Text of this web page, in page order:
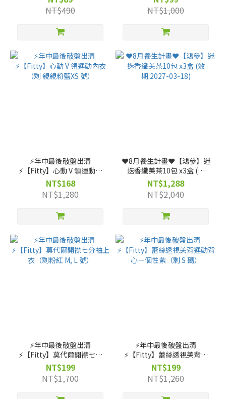
NT$490
NT$1,000
⚡️年中最後破盤出清
⚡️【Fitty】心動 V 領運動內
衣（剩 親親粉藍XS 號）
NT$168
NT$1,280
❤️8月養生計畫❤️【鴻參】迷
迭香纖美茶10包 x3盒 (效
期:2027-03-18)
NT$1,288
NT$2,040
⚡️年中最後破盤出清
⚡️【Fitty】莫代爾開襟七分
袖上衣（剩粉紅 M, L 號）
NT$199
NT$1,700
⚡️年中最後破盤出清
⚡️【Fitty】蕾絲透視美背運
動背心－個性紫（剩 S 碼）
NT$199
NT$1,260